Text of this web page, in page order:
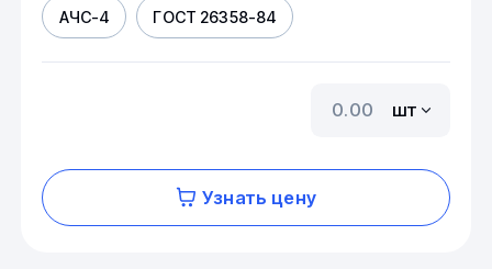
АЧС-4 ГОСТ 26358-84
шт
Узнать цену